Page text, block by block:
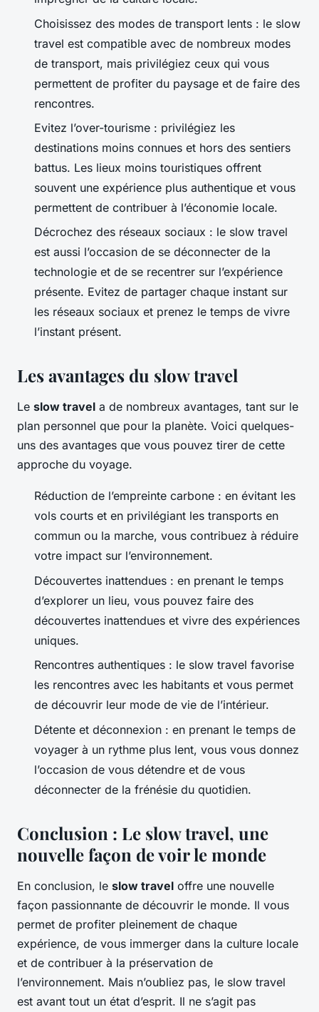
Choisissez des modes de transport lents : le slow
travel est compatible avec de nombreux modes
de transport, mais privilégiez ceux qui vous
permettent de profiter du paysage et de faire des
rencontres.
Evitez l’over-tourisme : privilégiez les
destinations moins connues et hors des sentiers
battus. Les lieux moins touristiques offrent
souvent une expérience plus authentique et vous
permettent de contribuer à l’économie locale.
Décrochez des réseaux sociaux : le slow travel
est aussi l’occasion de se déconnecter de la
technologie et de se recentrer sur l’expérience
présente. Evitez de partager chaque instant sur
les réseaux sociaux et prenez le temps de vivre
l’instant présent.
Les avantages du slow travel
Le slow travel a de nombreux avantages, tant sur le
plan personnel que pour la planète. Voici quelques-
uns des avantages que vous pouvez tirer de cette
approche du voyage.
Réduction de l’empreinte carbone : en évitant les
vols courts et en privilégiant les transports en
commun ou la marche, vous contribuez à réduire
votre impact sur l’environnement.
Découvertes inattendues : en prenant le temps
d’explorer un lieu, vous pouvez faire des
découvertes inattendues et vivre des expériences
uniques.
Rencontres authentiques : le slow travel favorise
les rencontres avec les habitants et vous permet
de découvrir leur mode de vie de l’intérieur.
Détente et déconnexion : en prenant le temps de
voyager à un rythme plus lent, vous vous donnez
l’occasion de vous détendre et de vous
déconnecter de la frénésie du quotidien.
Conclusion : Le slow travel, une
nouvelle façon de voir le monde
En conclusion, le slow travel offre une nouvelle
façon passionnante de découvrir le monde. Il vous
permet de profiter pleinement de chaque
expérience, de vous immerger dans la culture locale
et de contribuer à la préservation de
l’environnement. Mais n’oubliez pas, le slow travel
est avant tout un état d’esprit. Il ne s’agit pas